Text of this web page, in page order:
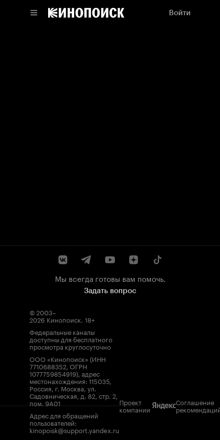
Войти
Мы всегда готовы вам помочь.
Задать вопрос
© 2003–
2026 Кинопоиск. 18+
Федеральные каналы
доступны для бесплатного
просмотра круглосуточно
ООО «Кинопоиск» (ИНН
7710688352, ОГРН
1077759854919), адрес
местонахождения: 115035,
Россия, г. Москва, ул.
Садовническая, д. 82, стр. 2,
пом. 9А01
Адрес для обращений
пользователей:
kinopoisk@support.yandex.ru
Проект
компании
Соглашение